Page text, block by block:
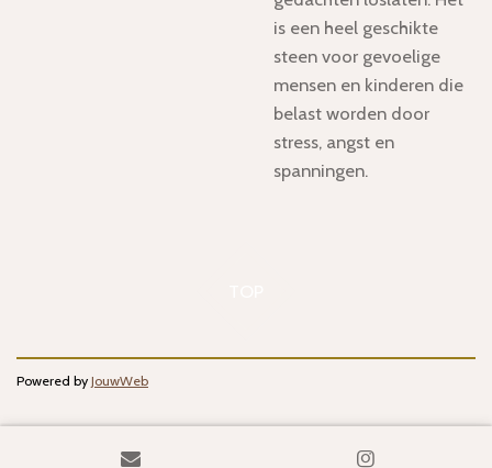
is een heel geschikte
steen voor gevoelige
mensen en kinderen die
belast worden door
stress, angst en
spanningen.
Powered by JouwWeb